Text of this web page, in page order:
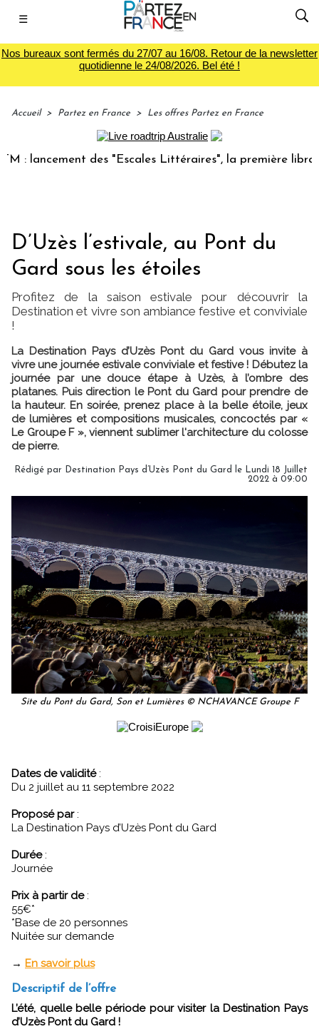
☰
Nos bureaux sont fermés du 27/07 au 16/08. Retour de la newsletter
quotidienne le 24/08/2026. Bel été !
Accueil > Partez en France > Les offres Partez en France
des "Escales Littéraires", la première librairie du
D’Uzès l’estivale, au Pont du
Gard sous les étoiles
Profitez de la saison estivale pour découvrir la
Destination et vivre son ambiance festive et conviviale
!
La Destination Pays d’Uzès Pont du Gard vous invite à
vivre une journée estivale conviviale et festive ! Débutez la
journée par une douce étape à Uzès, à l’ombre des
platanes. Puis direction le Pont du Gard pour prendre de
la hauteur. En soirée, prenez place à la belle étoile, jeux
de lumières et compositions musicales, concoctés par «
Le Groupe F », viennent sublimer l'architecture du colosse
de pierre.
Rédigé par Destination Pays d’Uzès Pont du Gard le Lundi 18 Juillet
2022 à 09:00
Site du Pont du Gard, Son et Lumières © NCHAVANCE Groupe F
Dates de validité:
Du 2 juillet au 11 septembre 2022
Proposé par:
La Destination Pays d’Uzès Pont du Gard
Durée:
Journée
Prix à partir de:
55€*
*Base de 20 personnes
Nuitée sur demande
→ En savoir plus
Descriptif de l’offre
L’été, quelle belle période pour visiter la Destination Pays
d’Uzès Pont du Gard !